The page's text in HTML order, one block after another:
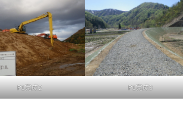
P1完成2 P1完成3